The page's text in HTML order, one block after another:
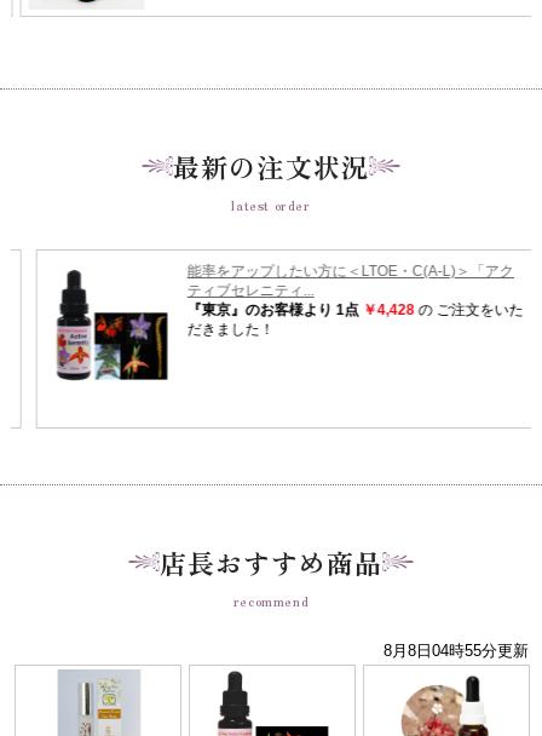
最新の注文状況
latest order
店長おすすめ商品
recommend